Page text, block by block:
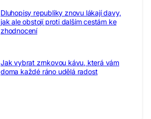
Dluhopisy republiky znovu lákají davy,
jak ale obstojí proti dalším cestám ke
zhodnocení
Jak vybrat zrnkovou kávu, která vám
doma každé ráno udělá radost